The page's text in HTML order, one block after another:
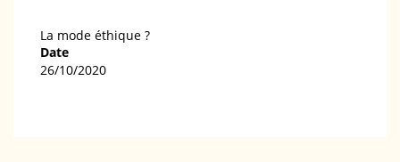
La mode éthique ?
Date
26/10/2020